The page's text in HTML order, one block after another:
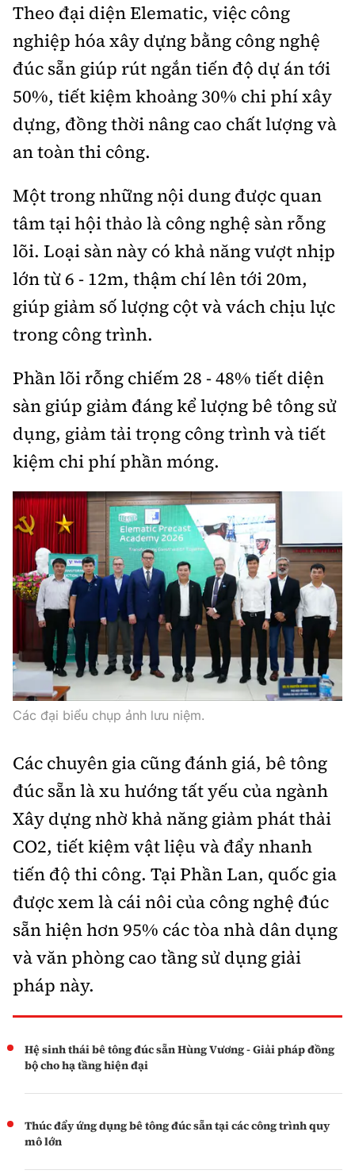
Theo đại diện Elematic, việc công
nghiệp hóa xây dựng bằng công nghệ
đúc sẵn giúp rút ngắn tiến độ dự án tới
50%, tiết kiệm khoảng 30% chi phí xây
dựng, đồng thời nâng cao chất lượng và
an toàn thi công.
Một trong những nội dung được quan
tâm tại hội thảo là công nghệ sàn rỗng
lõi. Loại sàn này có khả năng vượt nhịp
lớn từ 6 - 12m, thậm chí lên tới 20m,
giúp giảm số lượng cột và vách chịu lực
trong công trình.
Phần lõi rỗng chiếm 28 - 48% tiết diện
sàn giúp giảm đáng kể lượng bê tông sử
dụng, giảm tải trọng công trình và tiết
kiệm chi phí phần móng.
Các đại biểu chụp ảnh lưu niệm.
Các chuyên gia cũng đánh giá, bê tông
đúc sẵn là xu hướng tất yếu của ngành
Xây dựng nhờ khả năng giảm phát thải
CO2, tiết kiệm vật liệu và đẩy nhanh
tiến độ thi công. Tại Phần Lan, quốc gia
được xem là cái nôi của công nghệ đúc
sẵn hiện hơn 95% các tòa nhà dân dụng
và văn phòng cao tầng sử dụng giải
pháp này.
Hệ sinh thái bê tông đúc sẵn Hùng Vương - Giải pháp đồng
bộ cho hạ tầng hiện đại
Thúc đẩy ứng dụng bê tông đúc sẵn tại các công trình quy
mô lớn